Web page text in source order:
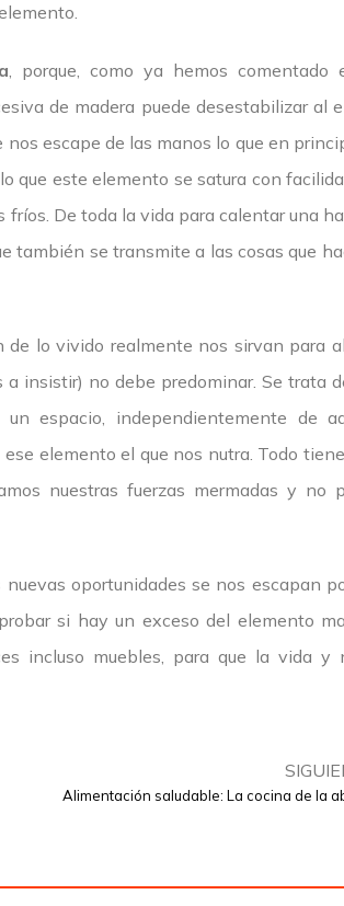
, porque, como ya hemos comentado
de madera puede desestabilizar al
escape de las manos lo que en
que este elemento se satura con
fríos. De toda la vida para calentar una
también se transmite a las cosas que
lo vivido realmente nos sirvan para
insistir) no debe predominar. Se trata
espacio, independientemente de
elemento el que nos nutra. Todo
nuestras fuerzas mermadas y no
oportunidades se nos escapan
si hay un exceso del elemento
incluso muebles, para que la vida y
Alimentación saludable: La cocina de la